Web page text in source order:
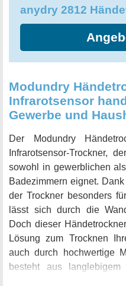
Händetrockner die
Bereich. Kaufen Sie mit
Händetrockner für
alle Ihre Hände-
Modundry
Infrarotsensor
Gewerbe und
Der Modundry
Infrarotsensor-Trockner,
sowohl in gewerblichen
Badezimmern eignet.
der Trockner besonders
lässt sich durch die
Doch dieser
Lösung zum Trocknen
auch durch hochwertige
besteht aus
Oberfläche ist leicht zu